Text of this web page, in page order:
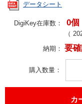
データシート
DigiKey在庫数： 0個
（
納期： 要
購入数量